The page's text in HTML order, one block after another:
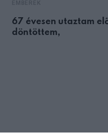
67 évesen utaztam
döntöttem,